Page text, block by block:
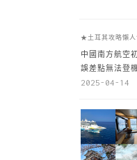
★土耳其攻略懶人
中國南方航空
誤差點無法登
2025-04-14